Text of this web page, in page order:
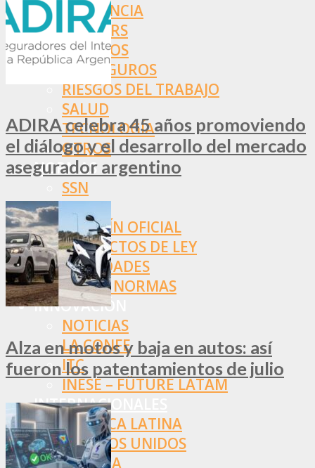
ASISTENCIA
BROKERS
SEGUROS
REASEGUROS
RIESGOS DEL TRABAJO
SALUD
TECNOLOGÍA
OTROS
NORMAS
SSN
SRT
BOLETÍN OFICIAL
PROYECTOS DE LEY
SOCIEDADES
OTRAS NORMAS
INNOVACIÓN
NOTICIAS
LA CONFE
ITC
INESE – FÜTURE LATAM
INTERNACIONALES
AMÉRICA LATINA
ESTADOS UNIDOS
EUROPA
ADIRA celebra 45 años promoviendo
el diálogo y el desarrollo del mercado
asegurador argentino
Alza en motos y baja en autos: así
fueron los patentamientos de julio